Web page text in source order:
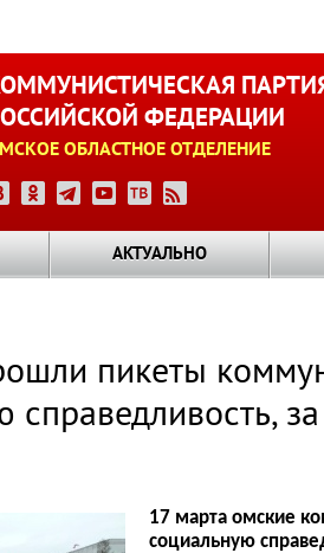
ФЕДЕРАЦИИ
ОБЛАСТНОЕ ОТДЕЛЕНИЕ
АКТУАЛЬНО
пикеты
справедливость,
17 марта омские
социальную